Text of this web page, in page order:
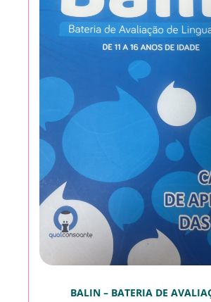
BALIN – BATERIA DE